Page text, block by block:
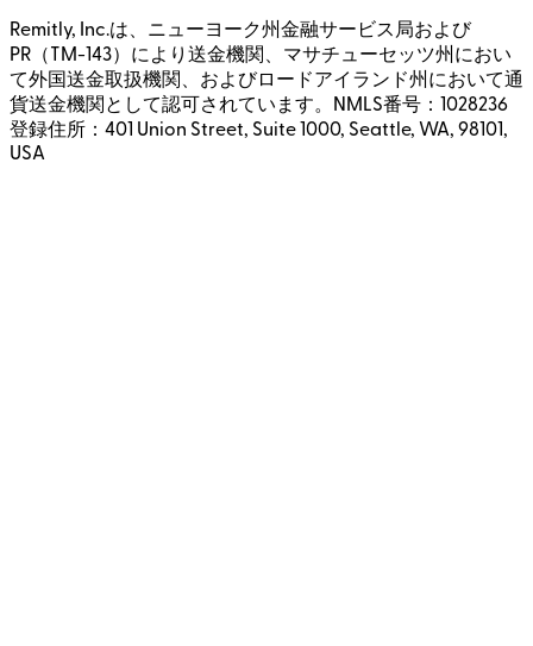
Remitly, Inc.は、ニューヨーク州金融サービス局および
PR（TM-143）により送金機関、マサチューセッツ州におい
て外国送金取扱機関、およびロードアイランド州において通
貨送金機関として認可されています。NMLS番号：1028236
登録住所：401 Union Street, Suite 1000, Seattle, WA, 98101,
USA